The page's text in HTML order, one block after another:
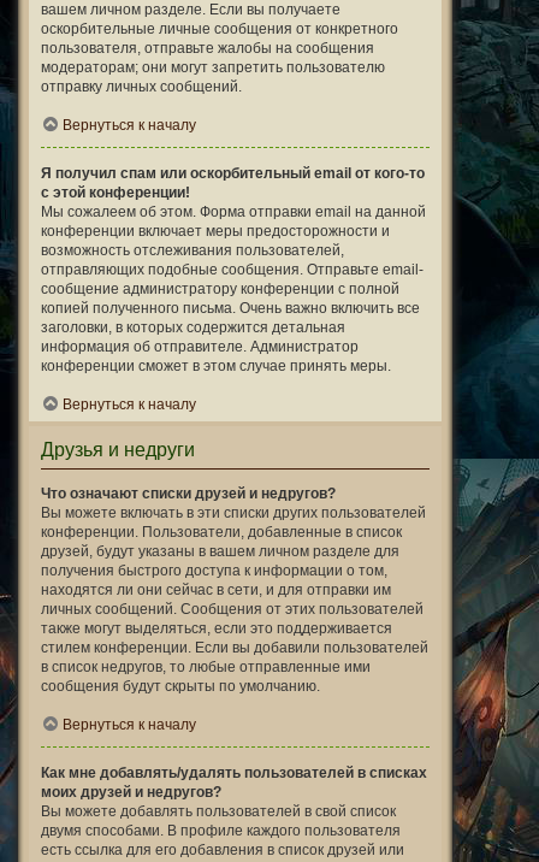
вашем личном разделе. Если вы получаете
оскорбительные личные сообщения от конкретного
пользователя, отправьте жалобы на сообщения
модераторам; они могут запретить пользователю
отправку личных сообщений.
Вернуться к началу
Я получил спам или оскорбительный email от кого-то
с этой конференции!
Мы сожалеем об этом. Форма отправки email на данной
конференции включает меры предосторожности и
возможность отслеживания пользователей,
отправляющих подобные сообщения. Отправьте email-
сообщение администратору конференции с полной
копией полученного письма. Очень важно включить все
заголовки, в которых содержится детальная
информация об отправителе. Администратор
конференции сможет в этом случае принять меры.
Вернуться к началу
Друзья и недруги
Что означают списки друзей и недругов?
Вы можете включать в эти списки других пользователей
конференции. Пользователи, добавленные в список
друзей, будут указаны в вашем личном разделе для
получения быстрого доступа к информации о том,
находятся ли они сейчас в сети, и для отправки им
личных сообщений. Сообщения от этих пользователей
также могут выделяться, если это поддерживается
стилем конференции. Если вы добавили пользователей
в список недругов, то любые отправленные ими
сообщения будут скрыты по умолчанию.
Вернуться к началу
Как мне добавлять/удалять пользователей в списках
моих друзей и недругов?
Вы можете добавлять пользователей в свой список
двумя способами. В профиле каждого пользователя
есть ссылка для его добавления в список друзей или